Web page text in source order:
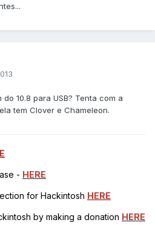
10.8 para USB? Tenta com a
tem Clover e Chameleon.
- HERE
for Hackintosh HERE
by making a donation HERE